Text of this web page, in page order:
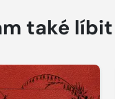
také líbit